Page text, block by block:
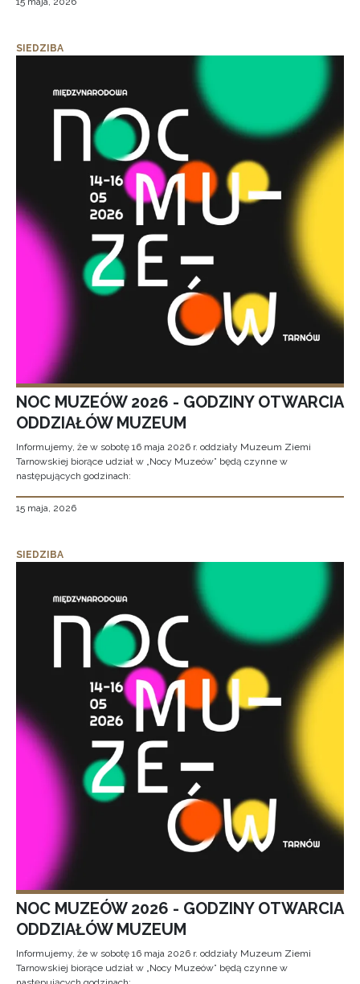
SIEDZIBA
NOC MUZEÓW 2026 - GODZINY OTWARCIA
ODDZIAŁÓW MUZEUM
Informujemy, że w sobotę 16 maja 2026 r. oddziały Muzeum Ziemi
Tarnowskiej biorące udział w „Nocy Muzeów” będą czynne w
następujących godzinach:
15 maja, 2026
SIEDZIBA
NOC MUZEÓW 2026 - GODZINY OTWARCIA
ODDZIAŁÓW MUZEUM
Informujemy, że w sobotę 16 maja 2026 r. oddziały Muzeum Ziemi
Tarnowskiej biorące udział w „Nocy Muzeów” będą czynne w